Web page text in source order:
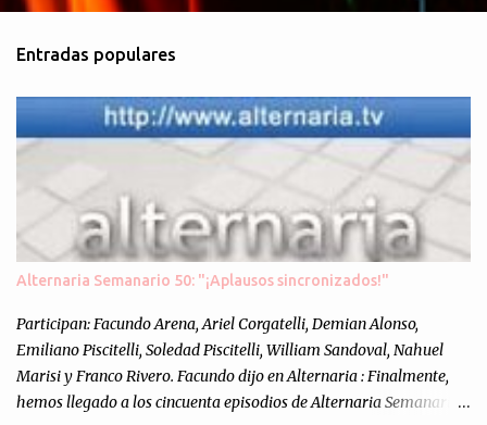
Entradas populares
Alternaria Semanario 50: "¡Aplausos sincronizados!"
Participan: Facundo Arena, Ariel Corgatelli, Demian Alonso,
Emiliano Piscitelli, Soledad Piscitelli, William Sandoval, Nahuel
Marisi y Franco Rivero. Facundo dijo en Alternaria : Finalmente,
hemos llegado a los cincuenta episodios de Alternaria Semanario.